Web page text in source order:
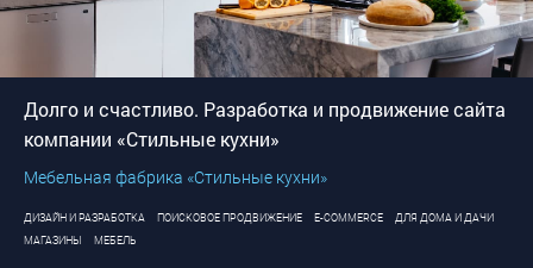
Долго и счастливо. Разработка и продвижение сайта
компании «Стильные кухни»
Мебельная фабрика «Стильные кухни»
ДИЗАЙН И РАЗРАБОТКА ПОИСКОВОЕ ПРОДВИЖЕНИЕ E-COMMERCE
ДЛЯ ДОМА И ДАЧИ
МАГАЗИНЫ
МЕБЕЛЬ